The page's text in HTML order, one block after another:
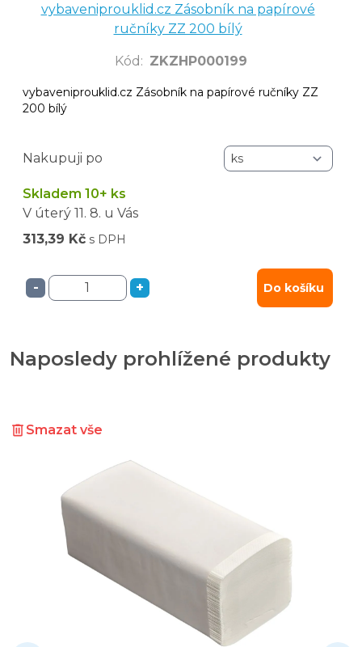
vybaveniprouklid.cz Zásobník na papírové
ručníky ZZ 200 bílý
Kód : ZKZHP000199
vybaveniprouklid.cz Zásobník na papírové ručníky ZZ
200 bílý
Nakupuji po
Skladem 10+ ks
V úterý 11. 8. u Vás
313,39 Kč s DPH
- + Do košíku
Naposledy prohlížené produkty
Smazat vše